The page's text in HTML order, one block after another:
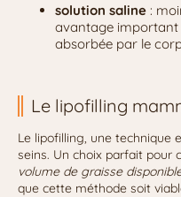
solution saline :
avantage important
absorbée par le
Le lipofilling
Le lipofilling, une technique
seins. Un choix parfait pour
volume de graisse
que cette méthode soit